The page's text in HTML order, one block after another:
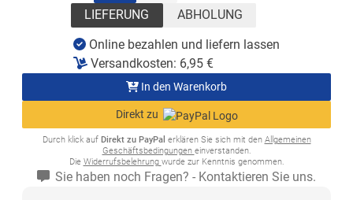
LIEFERUNG ABHOLUNG
Online bezahlen und liefern lassen
Versandkosten: 6,95 €
In den Warenkorb
Direkt zu
Durch klick auf Direkt zu PayPal erklären Sie sich mit den Allgemeinen
Geschäftsbedingungen einverstanden.
Die Widerrufsbelehrung wurde zur Kenntnis genommen.
Sie haben noch Fragen? - Kontaktieren Sie uns.